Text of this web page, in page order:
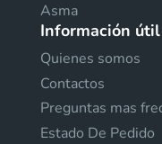
Asma
Información útil
Quienes somos
Contactos
Preguntas mas
Estado De Pedido